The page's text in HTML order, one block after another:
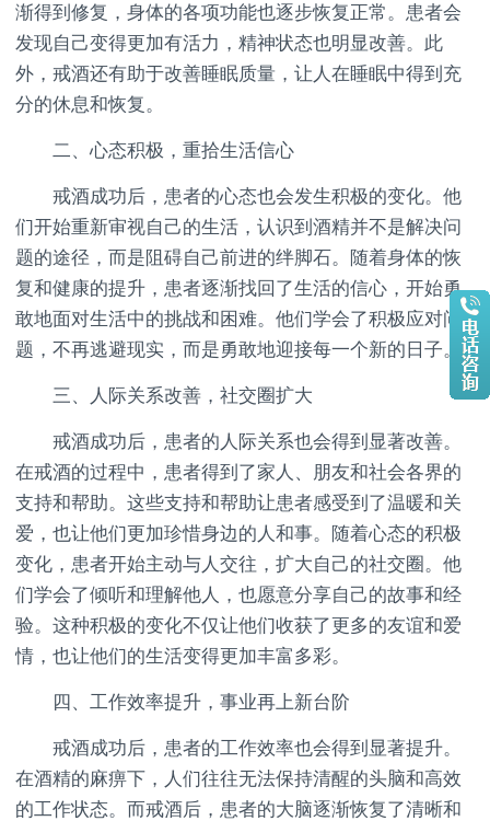
渐得到修复，身体的各项功能也逐步恢复正常。患者会
发现自己变得更加有活力，精神状态也明显改善。此
外，戒酒还有助于改善睡眠质量，让人在睡眠中得到充
分的休息和恢复。
二、心态积极，重拾生活信心
戒酒成功后，患者的心态也会发生积极的变化。他
们开始重新审视自己的生活，认识到酒精并不是解决问
题的途径，而是阻碍自己前进的绊脚石。随着身体的恢
复和健康的提升，患者逐渐找回了生活的信心，开始勇
敢地面对生活中的挑战和困难。他们学会了积极应对问
题，不再逃避现实，而是勇敢地迎接每一个新的日子。
三、人际关系改善，社交圈扩大
戒酒成功后，患者的人际关系也会得到显著改善。
在戒酒的过程中，患者得到了家人、朋友和社会各界的
支持和帮助。这些支持和帮助让患者感受到了温暖和关
爱，也让他们更加珍惜身边的人和事。随着心态的积极
变化，患者开始主动与人交往，扩大自己的社交圈。他
们学会了倾听和理解他人，也愿意分享自己的故事和经
验。这种积极的变化不仅让他们收获了更多的友谊和爱
情，也让他们的生活变得更加丰富多彩。
四、工作效率提升，事业再上新台阶
戒酒成功后，患者的工作效率也会得到显著提升。
在酒精的麻痹下，人们往往无法保持清醒的头脑和高效
的工作状态。而戒酒后，患者的大脑逐渐恢复了清晰和